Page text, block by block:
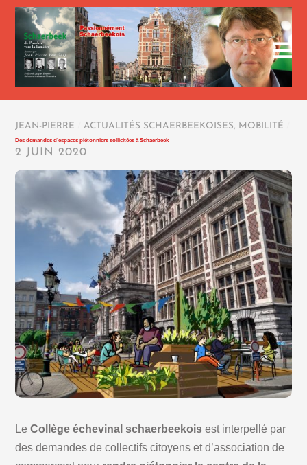
JEAN-PIERRE ACTUALITÉS SCHAERBEEKOISES, MOBILITÉ
Des demandes d’espaces piétonniers sollicitées à Schaerbeek
2 JUIN 2020
LeCollège échevinal schaerbeekois est interpellé par
des demandes de collectifs citoyens et d’association de